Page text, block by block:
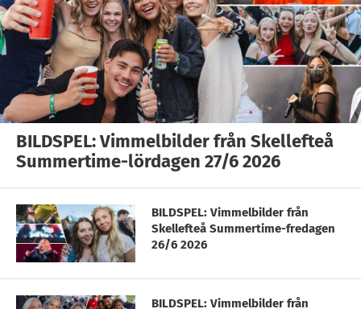
BILDSPEL: Vimmelbilder från Skellefteå
Summertime-lördagen 27/6 2026
BILDSPEL: Vimmelbilder från
Skellefteå Summertime-fredagen
26/6 2026
BILDSPEL: Vimmelbilder från